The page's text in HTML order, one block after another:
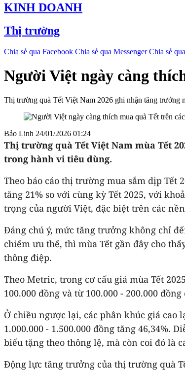
KINH DOANH
Thị trường
Chia sẻ qua Facebook Chia sẻ qua Messenger Chia sẻ
Người Việt ngày càng
Thị trường quà Tết Việt Nam 2026 ghi nhận tăng trưởng
Bảo Linh 24/01/2026 01:24
Thị trường quà Tết Việt Nam mùa Tết
trong hành vi tiêu dùng.
Theo báo cáo thị trường mua sắm dịp Tết
tăng 21% so với cùng kỳ Tết 2025, với
trọng của người Việt, đặc biệt trên các
Đáng chú ý, mức tăng trưởng không chỉ
chiếm ưu thế, thì mùa Tết gần đây cho
thông điệp.
Theo Metric, trong cơ cấu giá mùa Tết
100.000 đồng và từ 100.000 - 200.000
Ở chiều ngược lại, các phân khúc giá cao
1.000.000 - 1.500.000 đồng tăng
biếu tặng theo thông lệ, mà còn coi đó là
Động lực tăng trưởng của thị trường quà